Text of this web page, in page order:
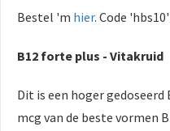
Bestel 'm hier. Code
B12 forte plus - Vitakruid
Dit is een hoger
mcg van de beste vormen